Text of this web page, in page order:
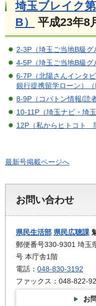
埼玉ブレイク
B）
平成23年8
2-3P（埼玉ご当地B級グ
4-5P（埼玉ご当地B級グ
6-7P（北陽さんインタ
銀行提携留学ローン）（
8-9P（コバトン情報/読
10-11P（埼玉ナビ・埼
12P（私からヒトコト
最新号掲載ページへ
お問い合わせ
県民生活部 県民広聴課
郵便番号330-9301 埼玉
号 本庁舎1階
電話： 048-830-3192
ファックス：048-822-
お